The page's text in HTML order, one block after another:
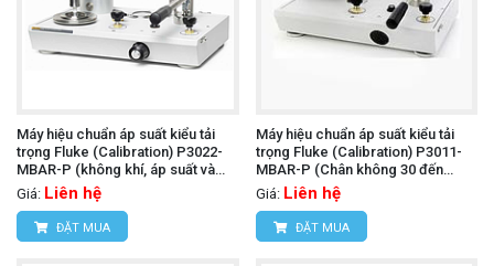
Máy hiệu chuẩn áp suất kiểu tải
trọng Fluke (Calibration) P3022-
MBAR-P (không khí, áp suất và
chân không đến 1,000 mbar, PCU
Giá: Liên hệ
ĐẶT MUA
Máy hiệu chuẩn áp suất kiểu tải
trọng Fluke (Calibration) P3011-
MBAR-P (Chân không 30 đến
1,000 mbar, PCU đơn)
Giá: Liên hệ
ĐẶT MUA